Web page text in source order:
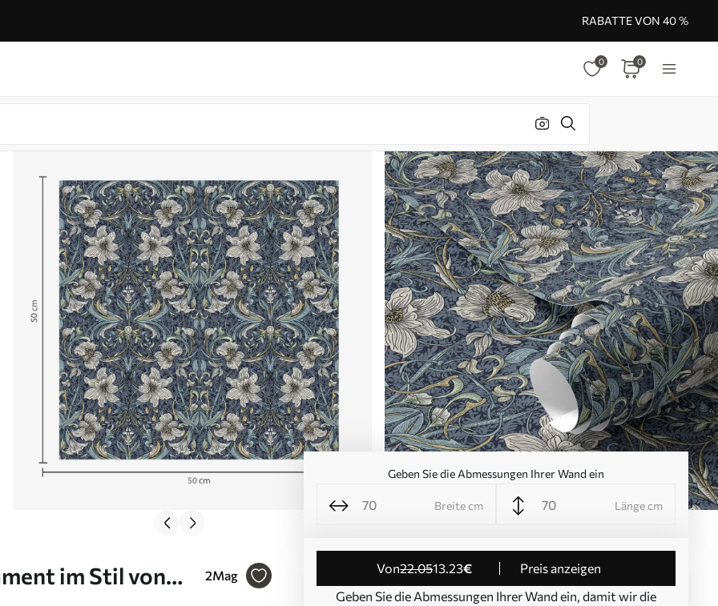
RABATTE VON 40 %
0 0
im Stil von 2Mag
Geben Sie die Abmessungen Ihrer Wand ein
Breite cm Länge cm
von22.0513.23€
Preis anzeigen
Geben Sie die Abmessungen Ihrer Wand ein, damit wir die